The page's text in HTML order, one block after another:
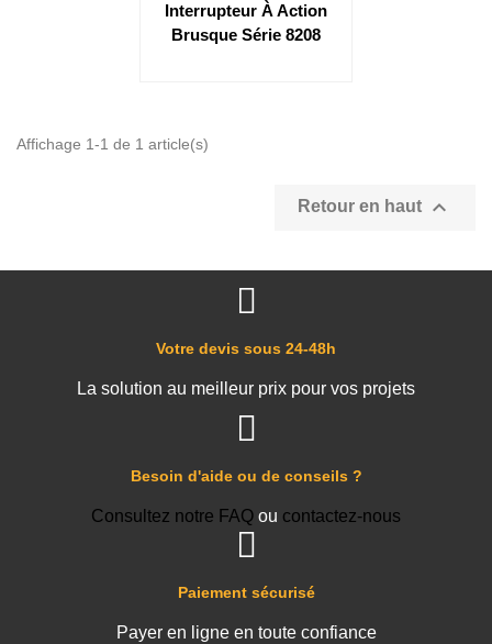
Interrupteur À Action
Brusque Série 8208
Affichage 1-1 de 1 article(s)
Retour en haut 
Paiement sécurisé
Payer en ligne en toute confiance
Besoin d'aide ou de conseils ?
Consultez notre FAQ ou contactez-nous
Votre devis sous 24-48h
La solution au meilleur prix pour vos projets